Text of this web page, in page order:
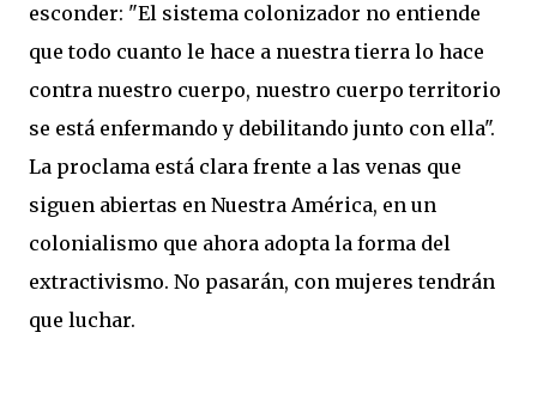
esconder: "El sistema colonizador no entiende
que todo cuanto le hace a nuestra tierra lo hace
contra nuestro cuerpo, nuestro cuerpo territorio
se está enfermando y debilitando junto con ella".
La proclama está clara frente a las venas que
siguen abiertas en Nuestra América, en un
colonialismo que ahora adopta la forma del
extractivismo. No pasarán, con mujeres tendrán
que luchar.